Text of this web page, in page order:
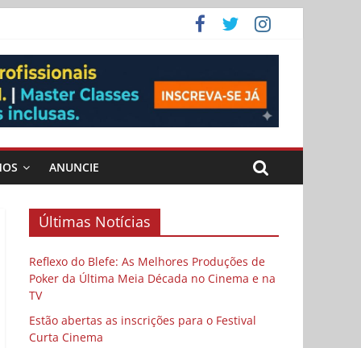
ANUNCIE
Últimas Notícias
Reflexo do Blefe: As Melhores Produções de
Poker da Última Meia Década no Cinema e na
TV
Estão abertas as inscrições para o Festival
Curta Cinema